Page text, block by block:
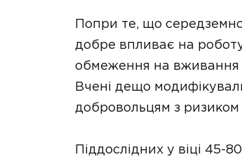
Попри те, що
добре впливає на
обмеження на вживання
Вчені дещо
добровольцям з
Піддослідних у віці